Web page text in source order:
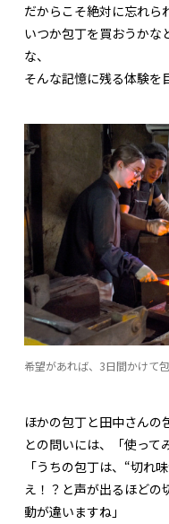
だからこそ絶対に忘れら
いつか包丁を買おうかな
な、
そんな記憶に残る体験を
希望があれば、3日間かけて
ほかの包丁と田中さんの
との問いには、「使って
「うちの包丁は、“切れ
え！？と声が出るほどの
動が違いますね」